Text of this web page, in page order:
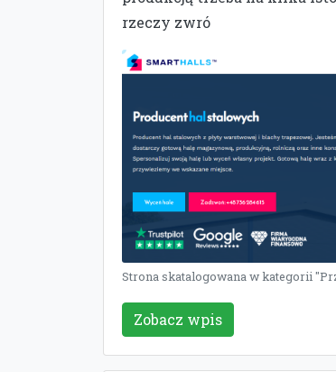
rzeczy zwró
Strona skatalogowana w kategorii
Zobacz wpis